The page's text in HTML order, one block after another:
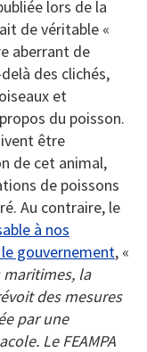
lors de la
de véritable «
aberrant de
des clichés,
et
du poisson.
être
de cet animal,
de poissons
Au contraire, le
à nos
gouvernement, «
la
des mesures
par une
Le FEAMPA